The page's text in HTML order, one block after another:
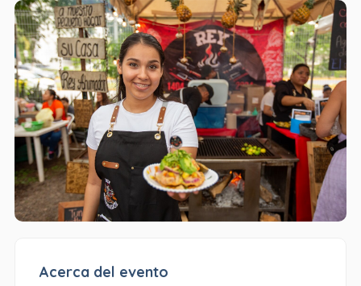
Acerca del evento